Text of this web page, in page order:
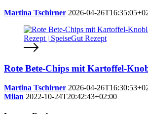
Martina Tschirner 2026-04-
Rote Bete-Chips mit Kartoffel-
Martina Tschirner 2026-04-
Milan 2022-10-24T20:42:43+02:00